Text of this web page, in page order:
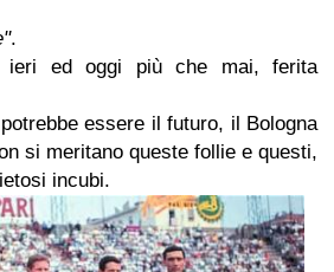
.
ieri ed oggi più che mai, ferita
essere il futuro, il Bologna
si meritano queste follie e questi,
incubi.